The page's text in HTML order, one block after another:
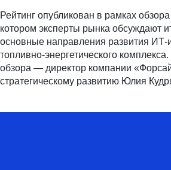
Рейтинг опубликован в рамках обзора
котором эксперты рынка обсуждают
основные направления развития ИТ-
топливно-энергетического
обзора — директор компании
стратегическому развитию Юлия